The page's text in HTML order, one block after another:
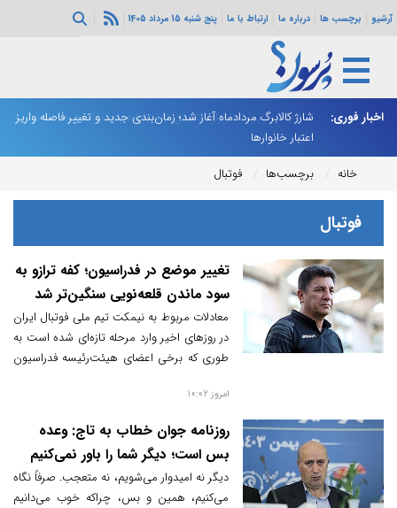
آرشیو برچسب ها درباره ما ارتباط با ما پنج شنبه 15 مرداد 1405
اخبار فوری:
هرمز ادامه
شارژ کالابرگ مردادماه آغاز شد؛ زمان‌بندی جدید و تغییر فاصله واریز
اعتبار خانوارها
خانه
برچسب‌ها فوتبال
فوتبال
تغییر موضع در فدراسیون؛ کفه ترازو به
سود ماندن قلعه‌نویی سنگین‌تر شد
معادلات مربوط به نیمکت تیم ملی فوتبال ایران
در روزهای اخیر وارد مرحله تازه‌ای شده است به
طوری که برخی اعضای هیئت‌رئیسه فدراسیون
همکاری با امیر قلعه‌نویی قرار داشتند، حالا
امروز 10:02
روزنامه جوان خطاب به تاج: وعده
بس است؛ دیگر شما را باور نمی‌کنیم
دیگر نه امیدوار می‌شویم، نه متعجب. صرفاً نگاه
می‌کنیم، همین و بس، چراکه خوب می‌دانیم